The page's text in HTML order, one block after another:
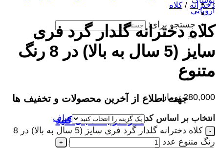
جستجو برای:
جهت اطلاع از آخرین محصولات و تخفیف ها
ما را در بله دنبال کنید
@lupilu_happy
دخترانه / کلاه
کلاه دخترانه گلدار گرد فری
سایز (5 سال به بالا) در 8 رنگ
متنوع
280,000 تومان
انتخاب بر اساس کد
صاف
کلاه دخترانه گلدار گرد فری سایز (5 سال به بالا) در 8
رنگ متنوع عدد